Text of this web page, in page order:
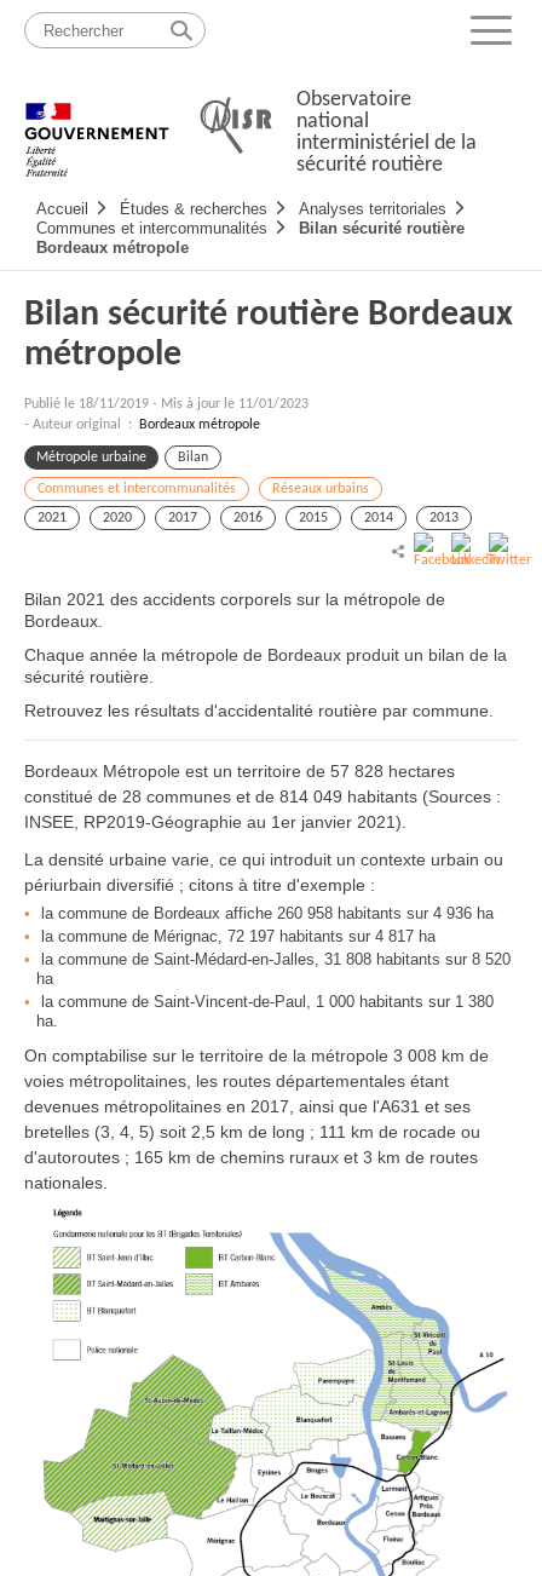
Passer
contenu
Menu
Observatoire
national
interministériel de la
sécurité routière
principale
Accueil Études & recherches
Analyses territoriales
Communes et intercommunalités
Bilan sécurité routière
Bordeaux métropole
Bilan sécurité routière Bordeaux
métropole
Publié le 18/11/2019 - Mis à jour le 11/01/2023
- Auteur original :
Bordeaux métropole
Métropole urbaine Bilan
Communes et intercommunalités
Réseaux urbains
2021
2020 2017 2016 2015 2014 2013
Bilan 2021 des accidents corporels sur la métropole de
Bordeaux.
Chaque année la métropole de Bordeaux produit un bilan de la
sécurité routière.
Retrouvez les résultats d'accidentalité routière par commune.
Bordeaux Métropole est un territoire de 57 828 hectares
constitué de 28 communes et de 814 049 habitants (Sources :
INSEE, RP2019-Géographie au 1er janvier 2021).
La densité urbaine varie, ce qui introduit un contexte urbain ou
périurbain diversifié ; citons à titre d'exemple :
la commune de Bordeaux affiche 260 958 habitants sur 4 936 ha
la commune de Mérignac, 72 197 habitants sur 4 817 ha
la commune de Saint-Médard-en-Jalles, 31 808 habitants sur 8 520
ha
la commune de Saint-Vincent-de-Paul, 1 000 habitants sur 1 380
ha.
On comptabilise sur le territoire de la métropole 3 008 km de
voies métropolitaines, les routes départementales étant
devenues métropolitaines en 2017, ainsi que l'A631 et ses
bretelles (3, 4, 5) soit 2,5 km de long ; 111 km de rocade ou
d'autoroutes ; 165 km de chemins ruraux et 3 km de routes
nationales.